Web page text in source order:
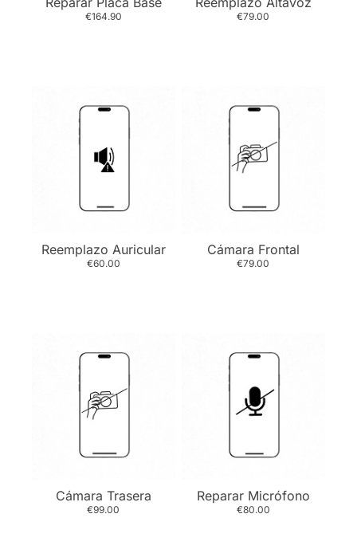
€164.90 €79.00
Reemplazo Auricular
€60.00
Cámara Frontal
€79.00
Cámara Trasera
€99.00
Reparar Micrófono
€80.00